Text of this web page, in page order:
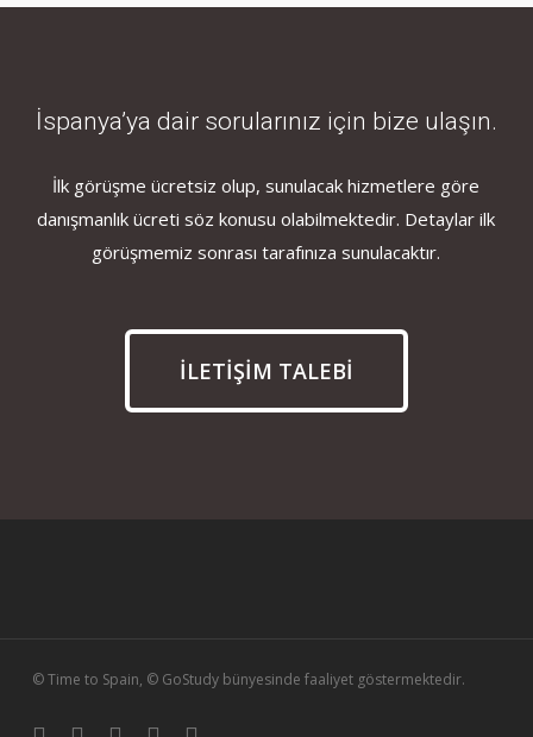
İspanya’ya dair sorularınız için bize ulaşın.
İlk görüşme ücretsiz olup, sunulacak hizmetlere göre
danışmanlık ücreti söz konusu olabilmektedir. Detaylar ilk
görüşmemiz sonrası tarafınıza sunulacaktır.
İLETİŞİM TALEBİ
© Time to Spain, © GoStudy bünyesinde faaliyet göstermektedir.